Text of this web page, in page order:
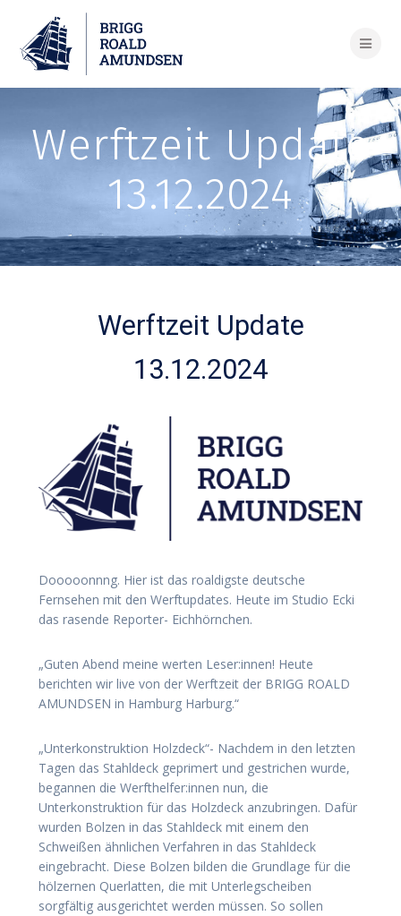
Werftzeit Update
13.12.2024
Werftzeit Update
13.12.2024
Dooooonnng. Hier ist das roaldigste deutsche
Fernsehen mit den Werftupdates. Heute im Studio Ecki
das rasende Reporter- Eichhörnchen.
„Guten Abend meine werten Leser:innen! Heute
berichten wir live von der Werftzeit der BRIGG ROALD
AMUNDSEN in Hamburg Harburg.“
„Unterkonstruktion Holzdeck“- Nachdem in den letzten
Tagen das Stahldeck geprimert und gestrichen wurde,
begannen die Werfthelfer:innen nun, die
Unterkonstruktion für das Holzdeck anzubringen. Dafür
wurden Bolzen in das Stahldeck mit einem den
Schweißen ähnlichen Verfahren in das Stahldeck
eingebracht. Diese Bolzen bilden die Grundlage für die
hölzernen Querlatten, die mit Unterlegscheiben
sorgfältig ausgerichtet werden müssen. So sollen